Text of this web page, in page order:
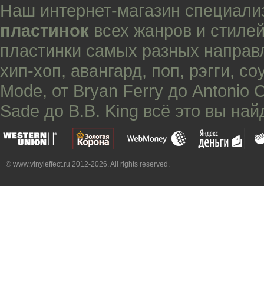
Наш интернет-магазин
пластинок всех жанров и
пластинки самых разных
хип-хоп, авангард, поп, рэгги,
Mode, от Bryan Ferry до Antonio
Sade до B.B. King всё это вы
© www.vinyleffect.ru 2012-2026. All rights reserved.